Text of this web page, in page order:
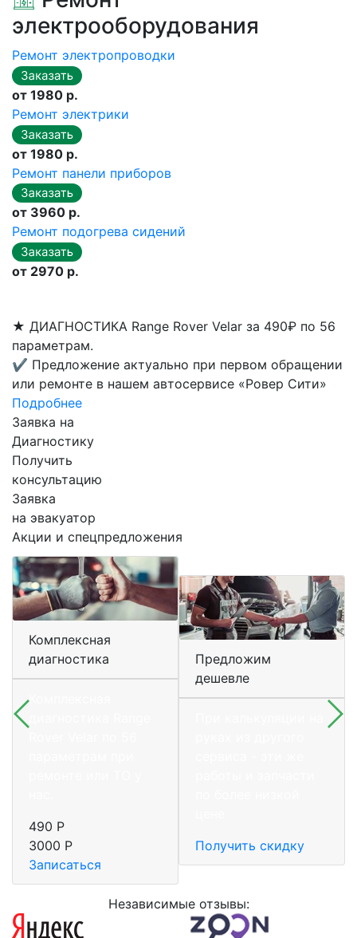
электрооборудования
Ремонт электропроводки
от 1980 р.
Ремонт электрики
от 1980 р.
Ремонт панели приборов
от 3960 р.
Ремонт подогрева сидений
от 2970 р.
★ ДИАГНОСТИКА Range Rover Velar за 490₽ по 56
параметрам.
✔ Предложение актуально при первом обращении
или ремонте в нашем автосервисе «Ровер Сити»
Подробнее
Заявка на
Диагностику
Получить
консультацию
Заявка
на эвакуатор
Акции и спецпредложения
Комплексная
диагностика
Комплексная
490 Р
3000 Р
Записаться
Предложим
дешевле
Получить скидку
Независимые отзывы: